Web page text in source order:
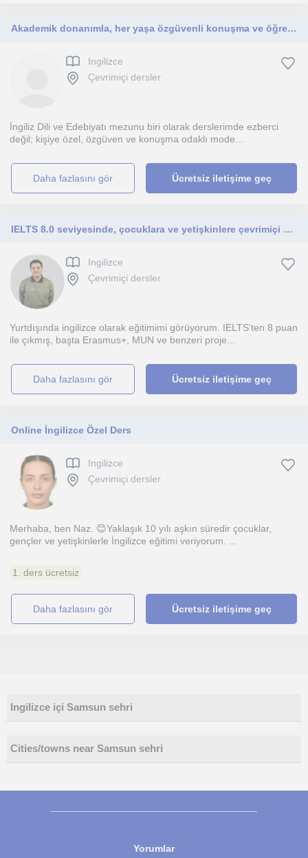
Akademik donanımla, her yaşa özgüvenli konuşma ve öğrenme
Ingilizce
Çevrimiçi dersler
İngiliz Dili ve Edebiyatı mezunu biri olarak derslerimde ezberci
değil; kişiye özel, özgüven ve konuşma odaklı mode...
daha fazlasını gör Ücretsiz iletişime geç
IELTS 8.0 seviyesinde, çocuklara ve yetişkinlere çevrimiçi özel İngilizce dersleri sunan, öğrenci odaklı ve sabırlı öğretmen.
Ingilizce
Çevrimiçi dersler
Yurtdışında ingilizce olarak eğitimimi görüyorum. IELTS'ten 8 puan
ile çıkmış, başta Erasmus+, MUN ve benzeri proje...
daha fazlasını gör Ücretsiz iletişime geç
Online İngilizce Özel Ders
Ingilizce
Çevrimiçi dersler
Merhaba, ben Naz. 😊Yaklaşık 10 yılı aşkın süredir çocuklar,
gençler ve yetişkinlerle İngilizce eğitimi veriyorum. ...
1. ders ücretsiz
daha fazlasını gör Ücretsiz iletişime geç
Ingilizce içi Samsun sehri
Cities/towns near Samsun sehri
Yorumlar